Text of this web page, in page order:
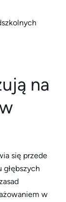
na
się przede
w